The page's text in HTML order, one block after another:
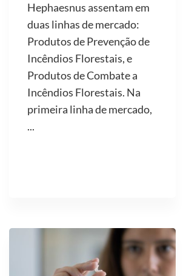
Hephaesnus assentam em
duas linhas de mercado:
Produtos de Prevenção de
Incêndios Florestais, e
Produtos de Combate a
Incêndios Florestais. Na
primeira linha de mercado,
...